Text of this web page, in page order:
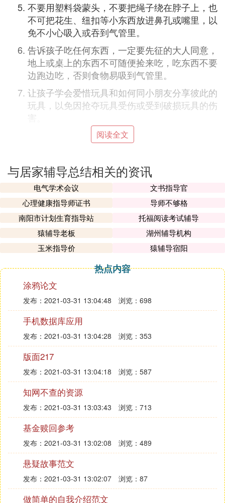
不要用塑料袋蒙头，不要把绳子绕在脖子上，也
不可把花生、纽扣等小东西放进鼻孔或嘴里，以
免不小心吸入或吞到气管里。
告诉孩子吃任何东西，一定要先征的大人同意，
地上或桌上的东西不可随便捡来吃，吃东西不要
边跑边吃，否则食物易吸到气管里。
让孩子学会爱惜玩具和如何同小朋友分享彼此的
玩具，以免因抢夺玩具受伤或受到破损玩具的伤
害。
清洁用品或杀虫剂不可拿来喷着玩，捉迷藏时不
要躺到柜子，箱子里。
不要自己进浴室玩水，更不可在浴室里推，拉，
打，跳，随意开启热水龙头。
在户外活动的时候，要在父母视线范围内活动，
奔跑，跳跃，攀爬都要量力而行。
我始终认为，孩子要平平安安地度过一个美好幸
福的童年，仅仅靠家长呵护是远远不够的。孩子
不可能永远生活在父母的羽翼下，他们始终要长
大、独立。因此，家长不仅要细心的爱护孩子，
更要注意培养孩子的自我保护能力，这样才能真
正保证孩子的安全和健康。
阅读全文
与居家辅导总结相关的资讯
电气学术会议
文书指导官
心理健康指导师证书
导师不够格
南阳市计划生育指导站
托福阅读考试辅导
猿辅导老板
湖州辅导机构
玉米指导价
猿辅导宿阳
热点内容
涂鸦论文
发布：2021-03-31 13:04:48 浏览：698
手机数据库应用
发布：2021-03-31 13:04:28 浏览：353
版面217
发布：2021-03-31 13:04:18 浏览：587
知网不查的资源
发布：2021-03-31 13:03:43 浏览：713
基金赎回参考
发布：2021-03-31 13:02:08 浏览：489
悬疑故事范文
发布：2021-03-31 13:02:07 浏览：87
做简单的自我介绍范文